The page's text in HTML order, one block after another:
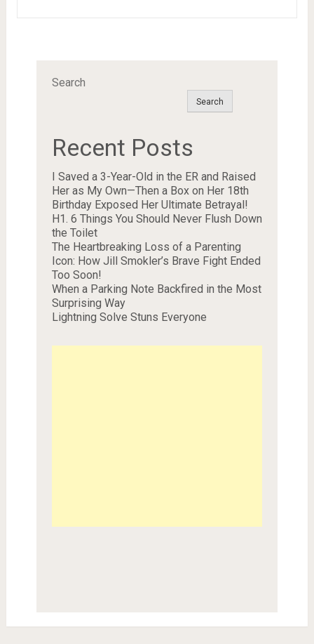
Search
Search
Recent Posts
I Saved a 3-Year-Old in the ER and Raised
Her as My Own—Then a Box on Her 18th
Birthday Exposed Her Ultimate Betrayal!
H1. 6 Things You Should Never Flush Down
the Toilet
The Heartbreaking Loss of a Parenting
Icon: How Jill Smokler’s Brave Fight Ended
Too Soon!
When a Parking Note Backfired in the Most
Surprising Way
Lightning Solve Stuns Everyone